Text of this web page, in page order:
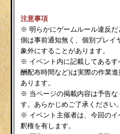
注意事項
※ 明らかにゲームルール違反だ
側は事前通知無く、個別プレイ
象外にすることがあります。
※ イベント内に記載してあるす
酬配布時間など)は実際の作業
あります。
※ 当ページの掲載内容は予告な
す。あらかじめご了承ください。
※ イベント主催者は、今回のイ
釈権を有します。